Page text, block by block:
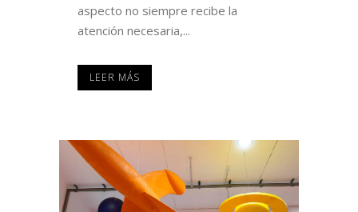
aspecto no siempre recibe la
atención necesaria,...
LEER MÁS